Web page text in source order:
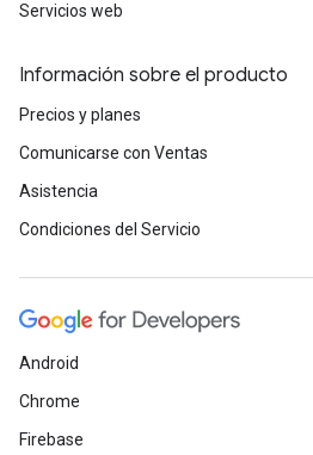
Servicios web
Información sobre el producto
Precios y planes
Comunicarse con Ventas
Asistencia
Condiciones del Servicio
Android
Chrome
Firebase